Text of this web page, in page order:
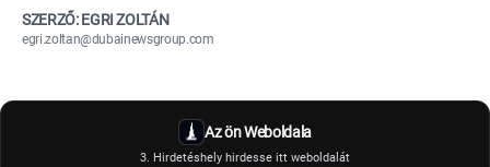
SZERZŐ: EGRI ZOLTÁN
egri.zoltan@dubainewsgroup.com
Az ön Weboldala
3. Hirdetéshely hirdesse itt weboldalát